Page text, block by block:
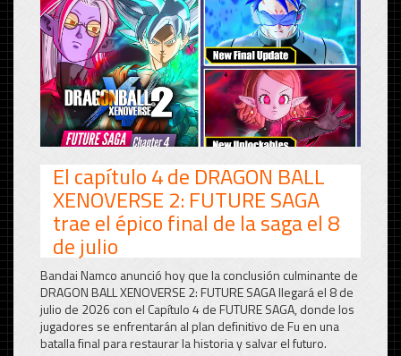
El capítulo 4 de DRAGON BALL
XENOVERSE 2: FUTURE SAGA
trae el épico final de la saga el 8
de julio
Bandai Namco anunció hoy que la conclusión culminante de
DRAGON BALL XENOVERSE 2: FUTURE SAGA llegará el 8 de
julio de 2026 con el Capítulo 4 de FUTURE SAGA, donde los
jugadores se enfrentarán al plan definitivo de Fu en una
batalla final para restaurar la historia y salvar el futuro.